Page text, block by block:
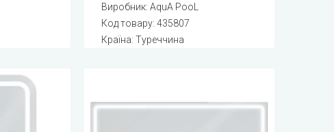
Виробник:AquA PooL
Код товару:435807
Країна: Туреччина